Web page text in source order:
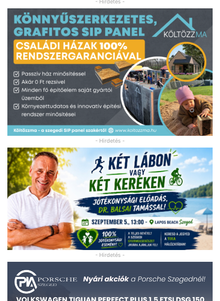
- Hirdetés -
- Hirdetés -
- Hirdetés -